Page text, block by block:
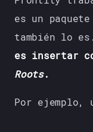
es un
también lo es.
es insertar
Roots.
Por ejemplo,